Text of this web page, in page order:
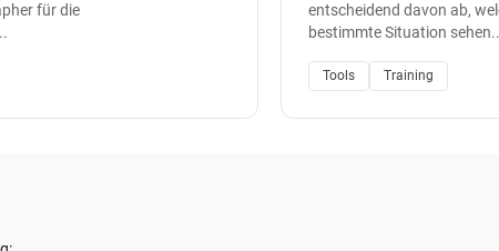
für die
entscheidend davon ab,
bestimmte Situation
Tools Training